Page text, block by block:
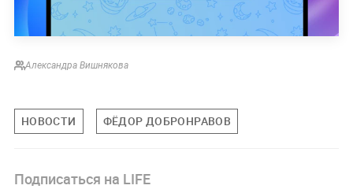
Александра Вишнякова
НОВОСТИ ФЁДОР ДОБРОНРАВОВ
Подписаться на LIFE